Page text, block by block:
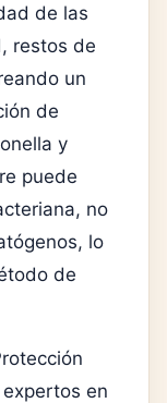
de las
restos de
un
de
y
puede
no
lo
de
en